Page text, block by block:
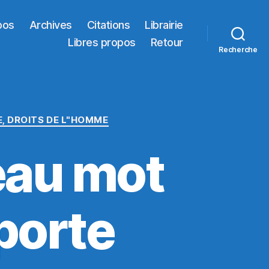
Archives Citations
Librairie
Libres propos
Retour
Recherche
DROITS DE L"HOMME
mot